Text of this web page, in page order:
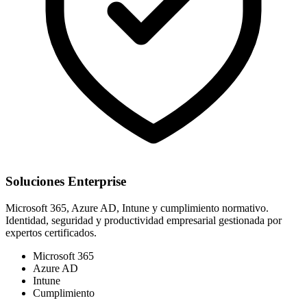
Soluciones Enterprise
Microsoft 365, Azure AD, Intune y cumplimiento normativo.
Identidad, seguridad y productividad empresarial gestionada por
expertos certificados.
Microsoft 365
Azure AD
Intune
Cumplimiento